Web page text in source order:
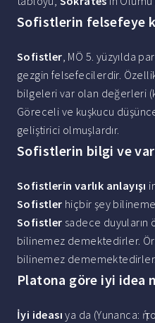
Sofistlerin felsefeye
Sofistler, MÖ 5. yüzyılda
gezgin felsefecilerdir.
bilgeleri var olan değerleri
Göreceli ve kuşkucu
geliştirici olmuşlardır.
Sofistlerin bilgi ve
Sofistlerin varlık anlayışı
Sofistler hiçbir şey
Sofistler sadece duyuların
bilinemez demektedirler.
bilinemez dememektedirler.
Platona göre iyi idea
İyi ideası ya da (Yunanca: ἡ